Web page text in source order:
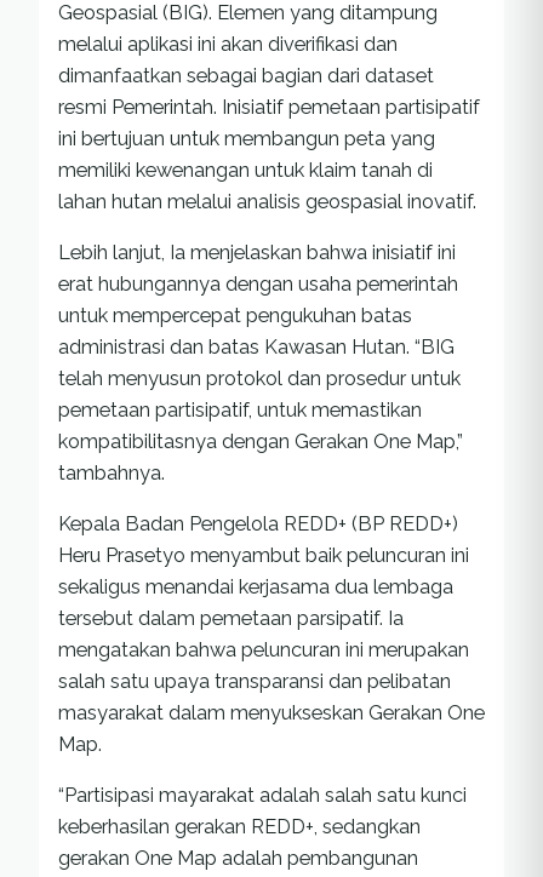
Geospasial (BIG). Elemen yang ditampung
melalui aplikasi ini akan diverifikasi dan
dimanfaatkan sebagai bagian dari dataset
resmi Pemerintah. Inisiatif pemetaan partisipatif
ini bertujuan untuk membangun peta yang
memiliki kewenangan untuk klaim tanah di
lahan hutan melalui analisis geospasial inovatif.
Lebih lanjut, Ia menjelaskan bahwa inisiatif ini
erat hubungannya dengan usaha pemerintah
untuk mempercepat pengukuhan batas
administrasi dan batas Kawasan Hutan. “BIG
telah menyusun protokol dan prosedur untuk
pemetaan partisipatif, untuk memastikan
kompatibilitasnya dengan Gerakan One Map,”
tambahnya.
Kepala Badan Pengelola REDD+ (BP REDD+)
Heru Prasetyo menyambut baik peluncuran ini
sekaligus menandai kerjasama dua lembaga
tersebut dalam pemetaan parsipatif. Ia
mengatakan bahwa peluncuran ini merupakan
salah satu upaya transparansi dan pelibatan
masyarakat dalam menyukseskan Gerakan One
Map.
“Partisipasi mayarakat adalah salah satu kunci
keberhasilan gerakan REDD+, sedangkan
gerakan One Map adalah pembangunan